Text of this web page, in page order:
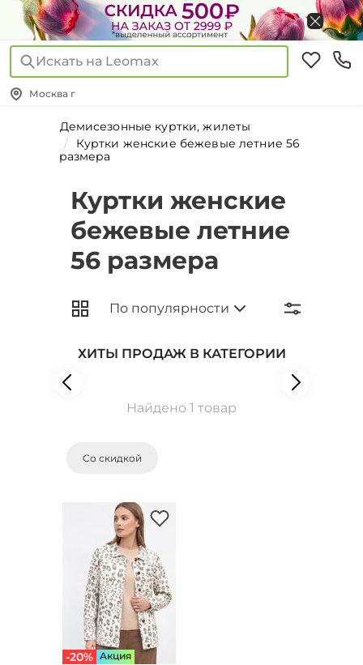
Искать на Leomax
Москва г
Демисезонные куртки, жилеты
Куртки женские бежевые летние 56
размера
Куртки женские
бежевые летние
56 размера
ХИТЫ ПРОДАЖ В КАТЕГОРИИ
Найдено 1 товар
Со скидкой
-20% Aкция